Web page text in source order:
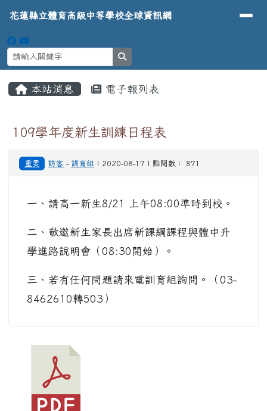
花蓮縣立體育高級中等學校全球資
導覽列
花蓮縣立體育高級中等學校全球資訊網
本站消息 電子報列表
109學年度新生訓練日程表
重要 訪客 - 訓育組 | 2020-08-17 | 點閱數： 871
一、請高一新生8/21 上午08:00準時到校。
二、敬邀新生家長出席新課綱課程與體中升
學進路說明會（08:30開始）。
三、若有任何問題請來電訓育組詢問。（03-
8462610轉503）